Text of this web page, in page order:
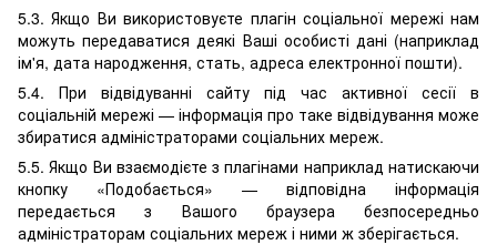
5.3. Якщо Ви використовуєте плагін соціальної мережі нам
можуть передаватися деякі Ваші особисті дані (наприклад
ім'я, дата народження, стать, адреса електронної пошти).
5.4. При відвідуванні сайту під час активної сесії в
соціальній мережі — інформація про таке відвідування може
збиратися адміністраторами соціальних мереж.
5.5. Якщо Ви взаємодієте з плагінами наприклад натискаючи
кнопку «Подобається» — відповідна інформація
передається з Вашого браузера безпосередньо
адміністраторам соціальних мереж і ними ж зберігається.